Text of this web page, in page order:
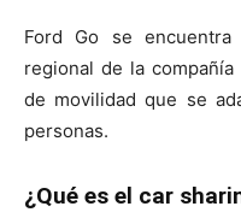
Ford Go se
regional de la
de movilidad que se
personas.
¿Qué es el car